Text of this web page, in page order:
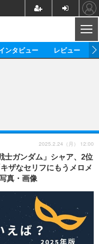
グッズ
海外
ビジネス
アーティスト
実写
イベント
座談会
映画/ドラマ
ABEMA Cafe
ンタビュー レビュー
士ガンダム」シャア、2位
ザなセリフにもうメロメ
真・画像
2025.2.24（月） 12:00